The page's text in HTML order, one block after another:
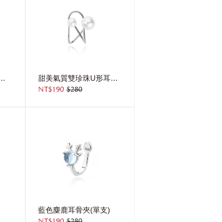
骨夾(單支) 右耳 甜美氣質雙珍珠U形耳骨夾(單支)
NT$190 $280
藍色麋鹿耳骨夾(單支)